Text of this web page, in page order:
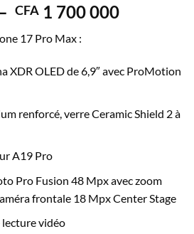
– CFA 1 700 000Plage
CFA 1
040
à
17 Pro Max :
XDR OLED de 6,9″ avec ProMotion
renforcé, verre Ceramic Shield 2 à
A19 Pro
Pro Fusion 48 Mpx avec zoom
frontale 18 Mpx Center Stage
lecture vidéo